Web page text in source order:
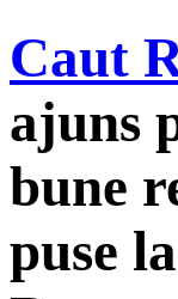
Caut
ajuns
bune
puse